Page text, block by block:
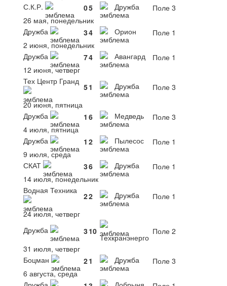
С.К.Р.
05 Дружба
Поле 3
26 мая, понедельник
Дружба
34 Орион
Поле 1
2 июня, понедельник
Дружба
74 Авангард
Поле 1
12 июня, четверг
Тех Центр Гранд
51 Дружба
Поле 3
20 июня, пятница
Дружба
1 6 Медведь
Поле 3
4 июля, пятница
Дружба
1 2 Пылесос
Поле 1
9 июля, среда
СКАТ
36 Дружба
Поле 1
14 июля, понедельник
Водная Техника
22 Дружба
Поле 1
24 июля, четверг
Дружба
310
Техкранэнерго
Поле 2
31 июля, четверг
Боцман
21 Дружба
Поле 3
6 августа, среда